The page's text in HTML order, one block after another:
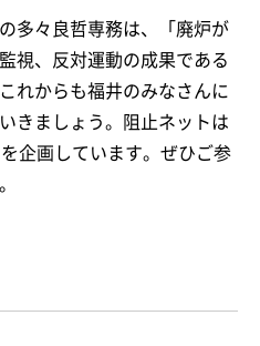
多々良哲専務は、「廃炉が
視、反対運動の成果である
れからも福井のみなさんに
きましょう。阻止ネットは
企画しています。ぜひご参